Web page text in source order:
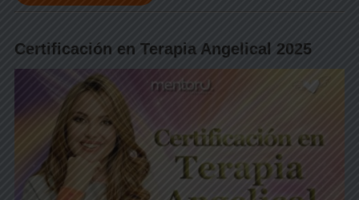
Certificación en Terapia Angelical 2025